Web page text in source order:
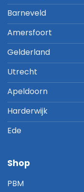
Barneveld
Amersfoort
Gelderland
Utrecht
Apeldoorn
Harderwijk
Ede
Shop
PBM